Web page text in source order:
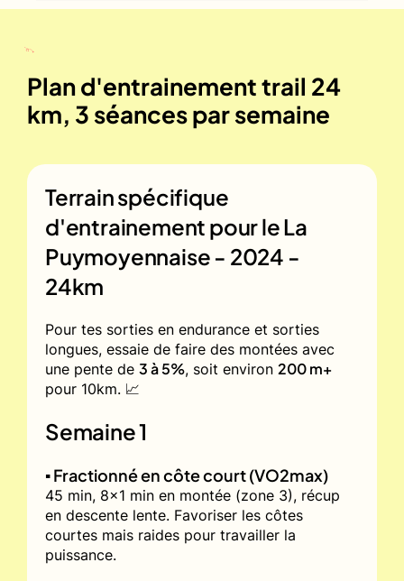
Plan d'entrainement trail 24
km, 3 séances par semaine
Terrain spécifique
d'entrainement pour leLa
Puymoyennaise - 2024 -
24km
Pour tes sorties en endurance et sorties
longues, essaie de faire des montées avec
une pente de 3 à 5%, soit environ 200 m+
pour 10km. 📈
Semaine 1
▪️ Fractionné en côte court (VO2max)
45 min, 8x1 min en montée (zone 3), récup
en descente lente. Favoriser les côtes
courtes mais raides pour travailler la
puissance.